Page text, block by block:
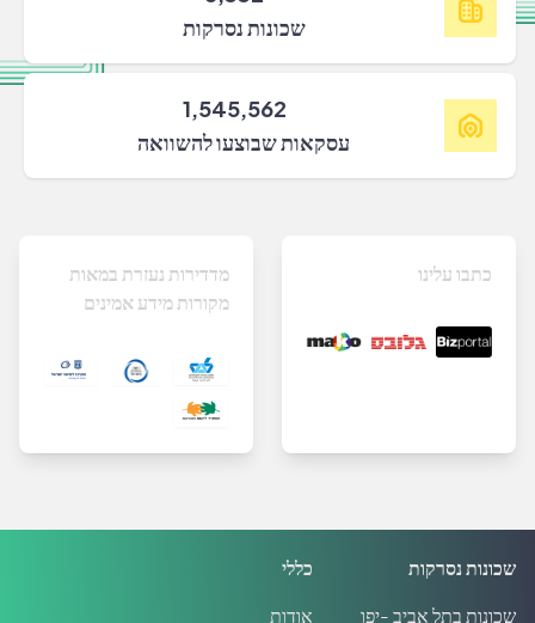
שכונות נסרקות
1,545,562
עסקאות שבוצעו להשוואה
מדדירות נעזרת במאות
מקורות מידע אמינים
כתבו עלינו
כללי
אודות
שכונות נסרקות
שכונות בתל אביב -יפו